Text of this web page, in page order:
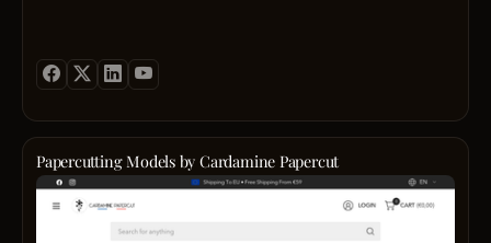
Papercutting Models by Cardamine Papercut